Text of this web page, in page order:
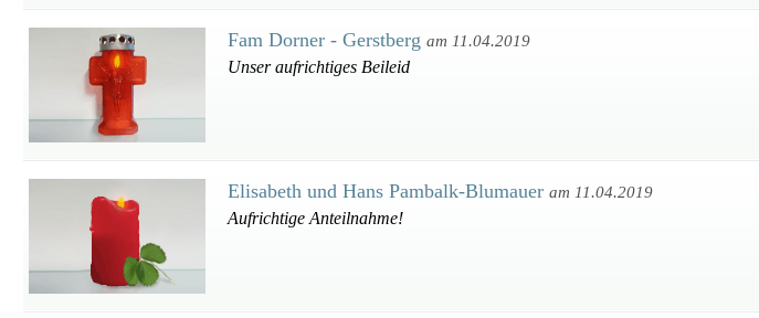
Fam Dorner - Gerstberg am 11.04.2019
Unser aufrichtiges Beileid
Elisabeth und Hans Pambalk-Blumauer am 11.04.2019
Aufrichtige Anteilnahme!